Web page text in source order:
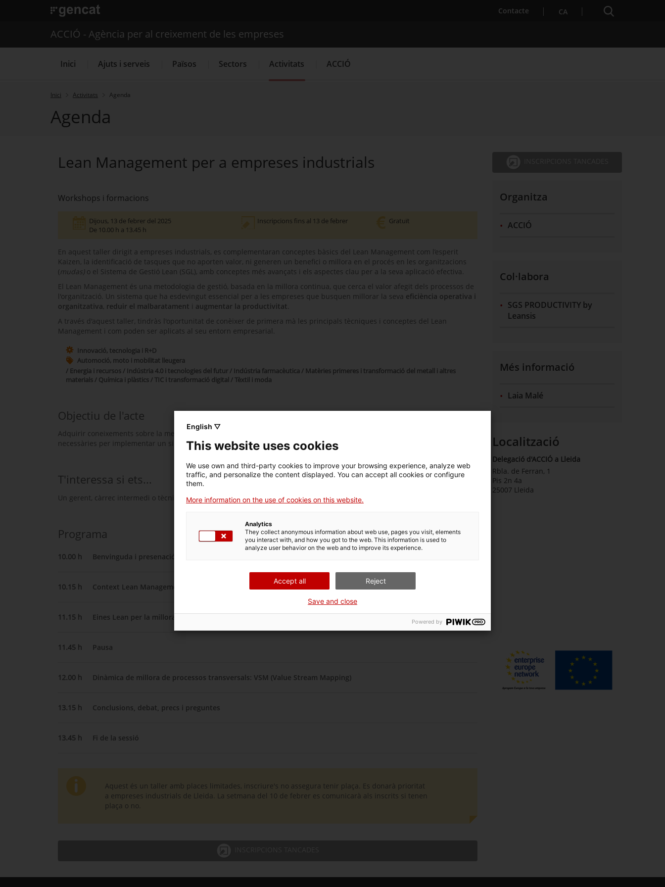
. Obre en una nova finestra. Contacte . Obre en una nova finestra.
CA Cercador
Cercador
Serveis d'internacionalització
ACCIÓ - Agència per al creixement de les empreses
Inici Ajuts i serveis Països Sectors Activitats ACCIÓ
Inici Activitats Agenda
Agenda
Lean Management per a empreses industrials
Workshops i formacions
Dijous, 13 de febrer del 2025
De 10.00 h a 13.45 h
Inscripcions fins al 13 de febrer Gratuït
En aquest taller dirigit a empreses industrials, es complementaran conceptes bàsics del Lean Management com l’esperit
Kaizen, la identificació de tasques que no aporten valor, ni generen un benefici o millora en el procés en les organitzacions
(mudas) o el Sistema de Gestió Lean (SGL), amb conceptes més avançats i els aspectes clau per a la seva aplicació efectiva.
El Lean Management és una metodologia de gestió, basada en la millora continua, que cerca el valor afegit dels processos de
l'organització. Un sistema que ha esdevingut essencial per a les empreses que busquen millorar la seva eficiència operativa i
organitzativa, reduir el malbaratament i augmentar la productivitat.
A través d'aquest taller, tindràs l'oportunitat de conèixer de primera mà les principals tècniques i conceptes del Lean
Management i com poden ser aplicats al seu entorn empresarial.
Innovació, tecnologia i R+D
Automoció, moto i mobilitat lleugera
/ Energia i recursos / Indústria 4.0 i tecnologies del futur / Indústria farmacèutica / Matèries primeres i transformació del metall i altres
materials / Química i plàstics / TIC i transformació digital / Tèxtil i moda
Objectiu de l'acte
Adquirir coneixements sobre la metodologia Lean per optimitzar els processos, millorar l'eficiència i conèixer les eines
necessàries per implementar un sistema Lean de manera eficaç.
T'interessa si ets...
Un gerent, càrrec intermedi o tècnic d’una empresa industrial.
Programa
10.00 h Benvinguda i presenació dels participants
10.15 h Context Lean Management - Sistema de Gestió Lean
11.15 h Eines Lean per la millora de productivitat i bones pràctiques
11.45 h Pausa
12.00 h Dinàmica de millora de processos transversals: VSM (Value Stream Mapping)
13.15 h Conclusions, debat, precs i preguntes
13.45 h Fi de la sessió
Aquest és un taller amb places limitades, inscriure's no assegura tenir plaça. Es donarà prioritat
a empreses industrials de Lleida. La setmana del 10 de febrer es comunicarà als inscrits si tenen
plaça o no.
Organitza
ACCIÓ
Col·labora
SGS PRODUCTIVITY by
Leansis
Més informació
Laia Malé
Localització
Delegació d'ACCIÓ a Lleida
Rbla. de Ferran, 1
Pis 2n 4a
25007 Lleida
English ▽
This website uses cookies
We use own and third-party cookies to improve your browsing experience, analyze web
traffic, and personalize the content displayed. You can accept all cookies or configure
them.
More information on the use of cookies on this website.
Analytics
They collect anonymous information about web use, pages you visit, elements
you interact with, and how you got to the web. This information is used to
analyze user behavior on the web and to improve its experience.
Accept all Reject
Save and close
Powered by